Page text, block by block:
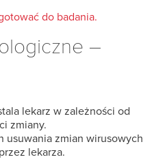
do badania.
–
lekarz w zależności od
zmiany.
usuwania zmian wirusowych
lekarza.